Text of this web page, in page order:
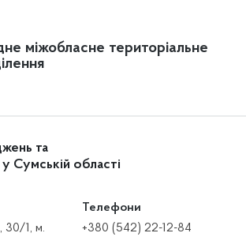
міжобласне територіальне
та
Сумській області
30/1, м.
Телефони
+380 (542) 22-12-84